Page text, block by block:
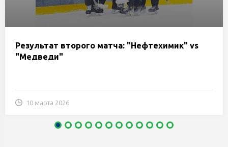
Результат второго матча: "Нефтехимик" vs
"Медведи"
10 марта 2026